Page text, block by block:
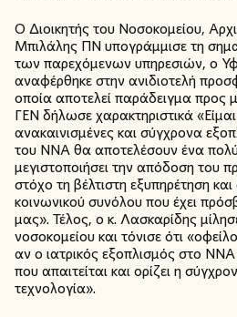
Ο Διοικητής του Νοσοκομείου,
Μπιλάλης ΠΝ υπογράμμισε τη
των παρεχόμενων υπηρεσιών, ο
αναφέρθηκε στην ανιδιοτελή
οποία αποτελεί παράδειγμα προς
ΓΕΝ δήλωσε χαρακτηριστικά
ανακαινισμένες και σύγχρονα
του ΝΝΑ θα αποτελέσουν ένα
μεγιστοποιήσει την απόδοση του
στόχο τη βέλτιστη εξυπηρέτηση
κοινωνικού συνόλου που έχει
μας». Τέλος, ο κ. Λασκαρίδης
νοσοκομείου και τόνισε ότι
αν ο ιατρικός εξοπλισμός στο
που απαιτείται και ορίζει η
τεχνολογία».